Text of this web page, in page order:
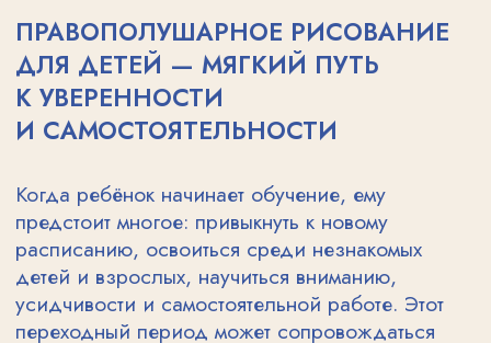
РИСОВАНИЕ ДЛЯ
ДЕТЕЙ — ПУТЬ
К МЫШЛЕНИЮ,
ВНИМАНИЮ
И СВОБОДЕ
ВЫРАЖЕНИЯ
Правополушарное рисование
помогает детям не просто создавать
красивые картины — это целый
процесс раскрытия творческого